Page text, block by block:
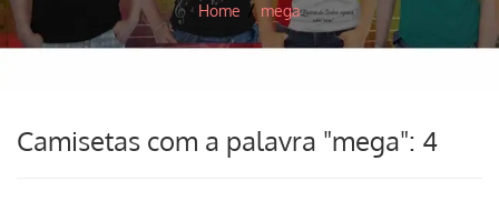
Home / mega
Camisetas com a palavra "mega": 4